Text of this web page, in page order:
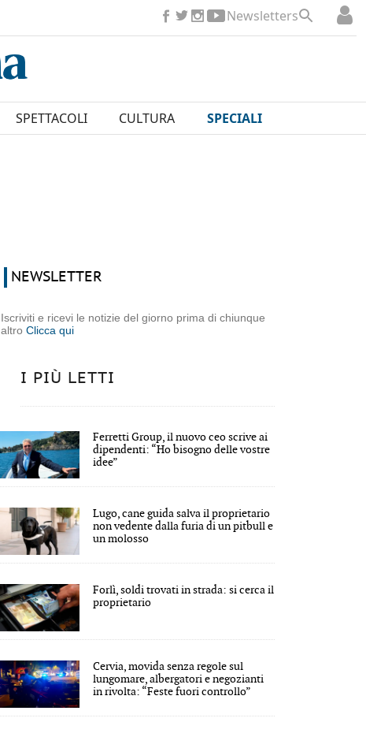
Newsletters
SPETTACOLI CULTURA SPECIALI
NEWSLETTER
Iscriviti e ricevi le notizie del giorno prima di chiunque
altroClicca qui
I PIÙ LETTI
Ferretti Group, il nuovo ceo scrive ai
dipendenti: “Ho bisogno delle vostre
idee”
Lugo, cane guida salva il proprietario
non vedente dalla furia di un pitbull e
un molosso
Forlì, soldi trovati in strada: si cerca il
proprietario
Cervia, movida senza regole sul
lungomare, albergatori e negozianti
in rivolta: “Feste fuori controllo”